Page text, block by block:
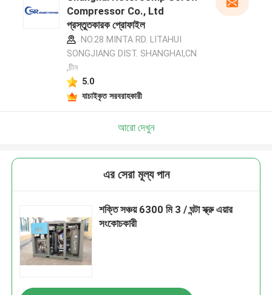
Compressor Co., Ltd
প্রস্তুতকারক প্রোফাইল
NO.28 MINTA RD. LITAHUI
SONGJIANG DIST. SHANGHAI,CN
,চীন
5.0
যাচাইকৃত সরবরাহকারী
আরো দেখুন
এর সেরা মূল্য পান
শক্তি সঞ্চয় 6300 মি 3 / ঘন্টা স্ক্রু এয়ার
সংকোচকারী